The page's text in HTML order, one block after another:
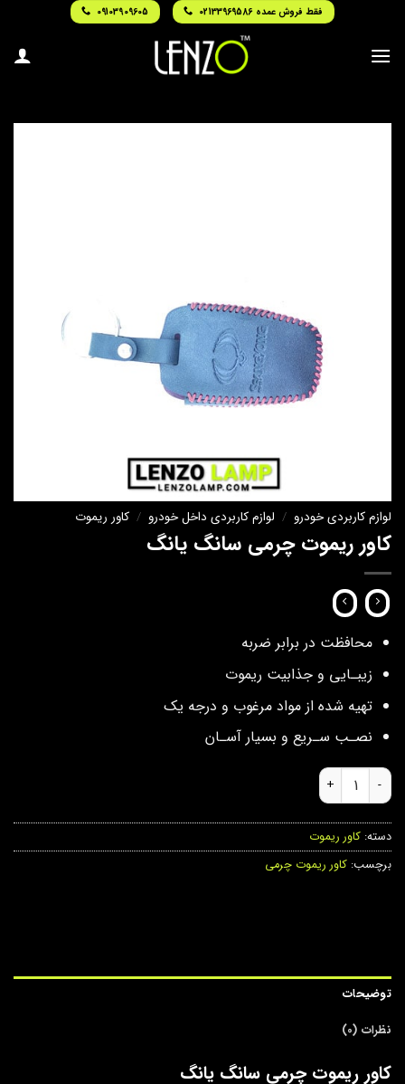
content
فقط فروش عمده 02133969586 09103909605
لوازم کاربردی خودرو / لوازم کاربردی داخل خودرو / کاور ریموت
کاور ریموت چرمی سانگ یانگ
محافظت در برابر ضربه
زيبـايي و جذابيت ريموت
تهيه شده از مواد مرغوب و درجه يك
نصـب سـريع و بسيار آسـان
کاور ریموت چرمی سانگ یانگ عدد
دسته: کاور ریموت
برچسب: کاور ریموت چرمی
توضیحات
نظرات (0)
کاور ریموت چرمی سانگ یانگ